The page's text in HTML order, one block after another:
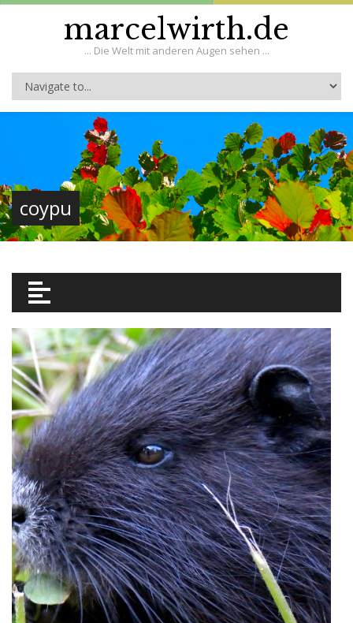
marcelwirth.de
... Die Welt mit anderen Augen sehen ...
coypu